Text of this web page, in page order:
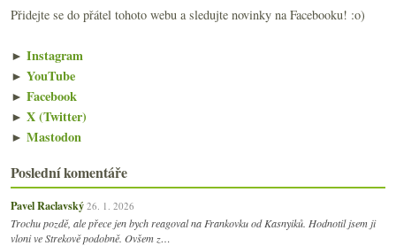
Přidejte se do přátel tohoto webu a sledujte novinky na Facebooku! :o)
► Instagram
► YouTube
► Facebook
► X (Twitter)
► Mastodon
Poslední komentáře
Pavel Raclavský 26. 1. 2026
Trochu pozdě, ale přece jen bych reagoval na Frankovku od Kasnyiků. Hodnotil jsem ji
vloni ve Strekově podobně. Ovšem z…